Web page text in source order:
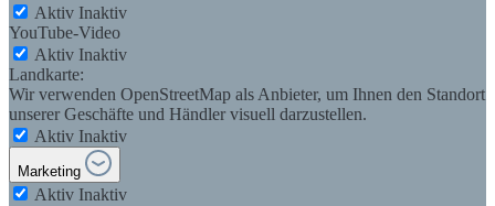
Aktiv Inaktiv
YouTube-Video
Aktiv Inaktiv
Landkarte:
Wir verwenden OpenStreetMap als Anbieter, um Ihnen den Standort
unserer Geschäfte und Händler visuell darzustellen.
Aktiv Inaktiv
Marketing
Aktiv Inaktiv